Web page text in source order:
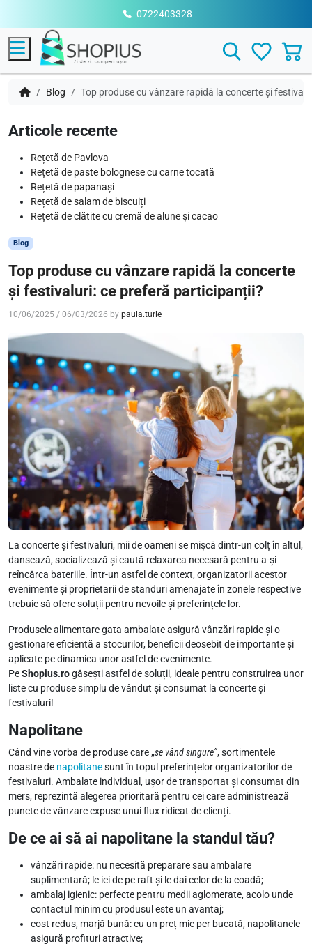
0722403328
Menu Search
Blog Top produse cu vânzare rapidă la concerte și
Blog
Top produse cu vânzare rapidă la concerte
și festivaluri: ce preferă participanții?
10/06/2025 / 06/03/2026 by paula.turle
La concerte și festivaluri, mii de oameni se mișcă dintr-un colț în altul,
dansează, socializează și caută relaxarea necesară pentru a-și
reîncărca bateriile. Într-un astfel de context, organizatorii acestor
evenimente și proprietarii de standuri amenajate în zonele respective
trebuie să ofere soluții pentru nevoile și preferințele lor.
Produsele alimentare gata ambalate asigură vânzări rapide și o
gestionare eficientă a stocurilor, beneficii deosebit de importante și
aplicate pe dinamica unor astfel de evenimente.
PeShopius.rogăsești astfel de soluții, ideale pentru construirea unor
liste cu produse simplu de vândut și consumat la concerte și
festivaluri!
Napolitane
Când vine vorba de produse care „se vând singure”, sortimentele
noastre de napolitanesunt în topul preferințelor organizatorilor de
festivaluri. Ambalate individual, ușor de transportat și consumat din
mers, reprezintă alegerea prioritară pentru cei care administrează
puncte de vânzare expuse unui flux ridicat de clienți.
De ce ai să ai napolitane la standul tău?
vânzări rapide: nu necesită preparare sau ambalare
suplimentară; le iei de pe raft și le dai celor de la coadă;
ambalaj igienic: perfecte pentru medii aglomerate, acolo unde
contactul minim cu produsul este un avantaj;
cost redus, marjă bună: cu un preț mic per bucată, napolitanele
asigură profituri atractive;
Articole recente
Rețetă de Pavlova
Rețetă de paste bolognese cu carne tocată
Rețetă de papanași
Rețetă de salam de biscuiți
Rețetă de clătite cu cremă de alune și cacao